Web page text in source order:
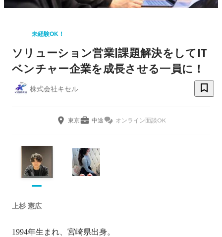
未経験OK！
ソリューション営業|課題解決をしてIT
ベンチャー企業を成長させる一員に！
株式会社キセル
東京 中途 オンライン面談OK
上杉 憲広
1994年生まれ、宮崎県出身。